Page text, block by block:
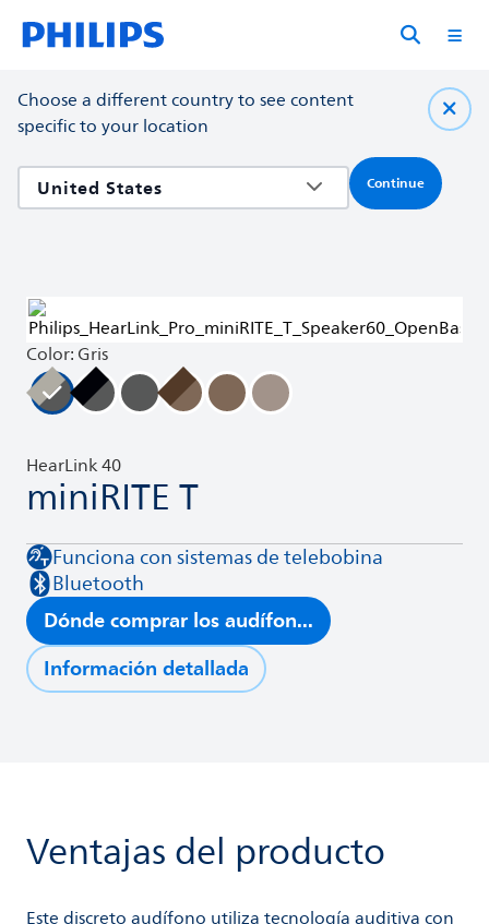
Choose a different country to see content
specific to your location
Continue
Color: Gris
HearLink 40
miniRITE T
Funciona con sistemas de telebobina
Bluetooth
Dónde comprar los audífon...
Información detallada
Ventajas del producto